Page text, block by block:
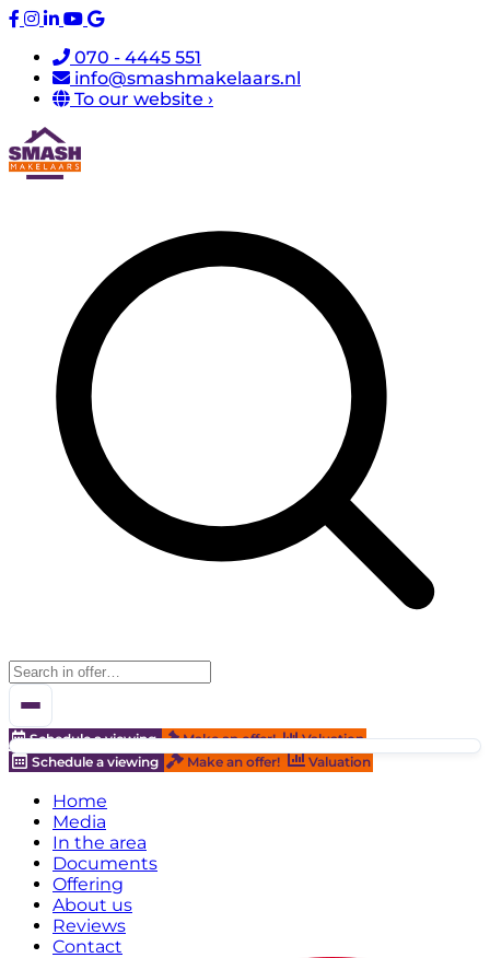
070 - 4445 551
info@smashmakelaars.nl
To our website ›
Schedule a viewing Make an offer!
Valuation
Schedule a viewing
Make an offer! Valuation
Home
Media
In the area
Documents
Offering
About us
Reviews
Contact